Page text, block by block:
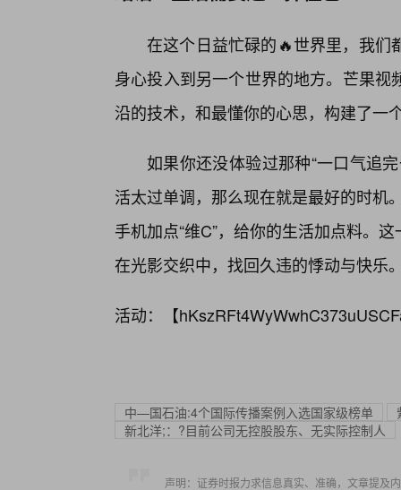
在这个日益忙碌的🔥世界里，我们
身心投入到另一个世界的地方。芒果
沿的技术，和最懂你的心思，构建了一
如果你还没体验过那种“一口气追
活太过单调，那么现在就是最好的时机
手机加点“维C”，给你的生活加点料。
在光影交织中，找回久违的悸动与快乐
活动：【
中—国石油:4个国际传播案例入选国家级榜单
新北洋;：?目前公司无控股股东、无实际控制人
声明：证券时报力求信息真实、准确，文章提及